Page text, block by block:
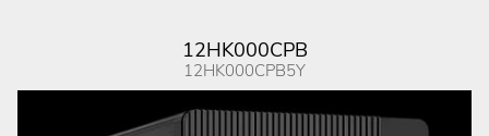
12HK000CPB
12HK000CPB5Y